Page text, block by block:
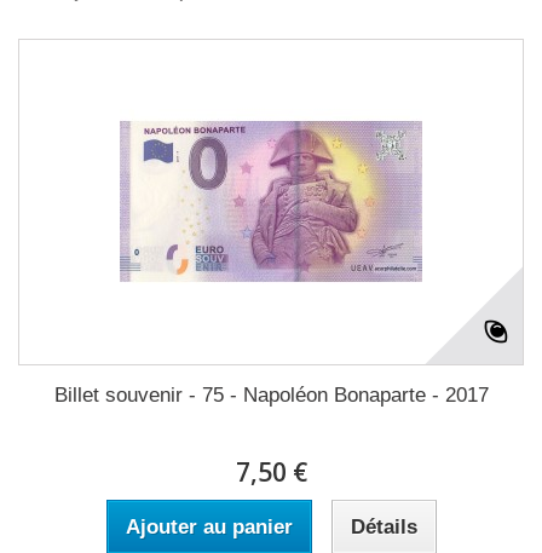
Billet souvenir - 75 - Napoléon Bonaparte - 2017
7,50 €
Ajouter au panier Détails